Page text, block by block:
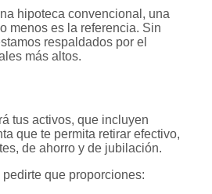
hipoteca convencional, una
menos es la referencia. Sin
respaldados por el
más altos.
tus activos, que incluyen
que te permita retirar efectivo,
de ahorro y de jubilación.
que proporciones: